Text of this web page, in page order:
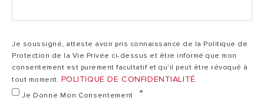
Pression maximale
ballon
7
bar
Je soussigné, atteste avoir pris connaissance de la Politique de
Protection de la Vie Privée ci-dessus et être informé que mon
consentement est purement facultatif et qu'il peut être révoqué à
tout moment. POLITIQUE DE CONFIDENTIALITÉ
Je Donne Mon Consentement